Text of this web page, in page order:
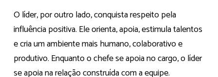
O líder, por outro lado, conquista respeito pela
influência positiva. Ele orienta, apoia, estimula talentos
e cria um ambiente mais humano, colaborativo e
produtivo. Enquanto o chefe se apoia no cargo, o líder
se apoia na relação construída com a equipe.